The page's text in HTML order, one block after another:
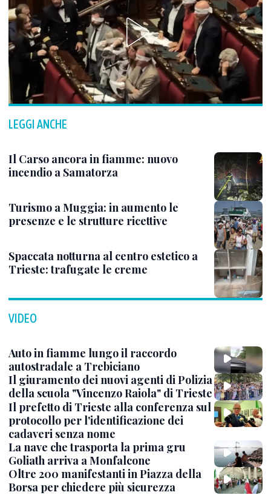
LEGGI ANCHE
Il Carso ancora in fiamme: nuovo
incendio a Samatorza
Turismo a Muggia: in aumento le
presenze e le strutture ricettive
Spaccata notturna al centro estetico a
Trieste: trafugate le creme
VIDEO
Auto in fiamme lungo il raccordo
autostradale a Trebiciano
Il giuramento dei nuovi agenti di Polizia
della scuola "Vincenzo Raiola" di Trieste
Il prefetto di Trieste alla conferenza sul
protocollo per l'identificazione dei
cadaveri senza nome
La nave che trasporta la prima gru
Goliath arriva a Monfalcone
Oltre 200 manifestanti in Piazza della
Borsa per chiedere più sicurezza